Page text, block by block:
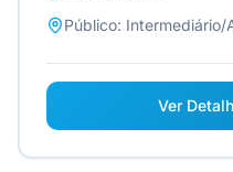
Público: Intermediário/
Ver